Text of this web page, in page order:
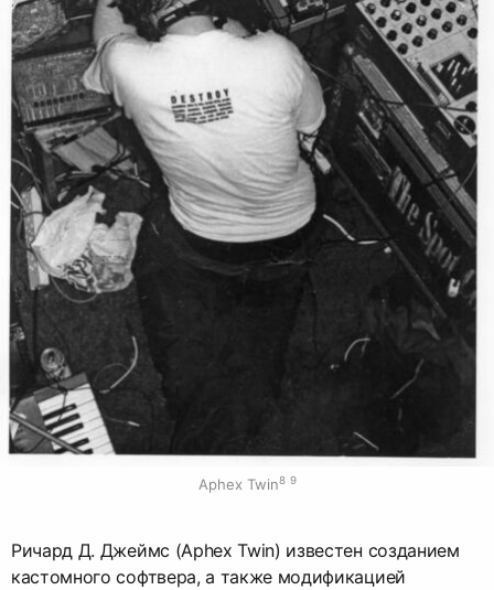
Aphex Twin8 9
Ричард Д. Джеймс (Aphex Twin) известен созданием
кастомного софтвера, а также модификацией